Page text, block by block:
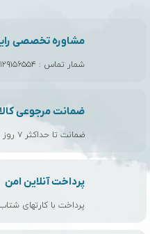
مشاوره تخصصی
شمار تماس :
ضمانت مرجوعی کالا
ضمانت تا حداکثر ۷ روز
پرداخت آنلاین امن
پرداخت با کارتهای